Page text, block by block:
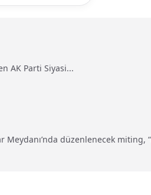
AK Parti Siyasi...
Meydanı’nda düzenlenecek